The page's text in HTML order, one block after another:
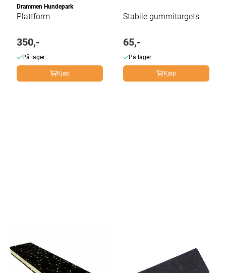
Drammen Hundepark
Plattform
350,-
På lager
Kjøp
Stabile gummitargets
65,-
På lager
Kjøp